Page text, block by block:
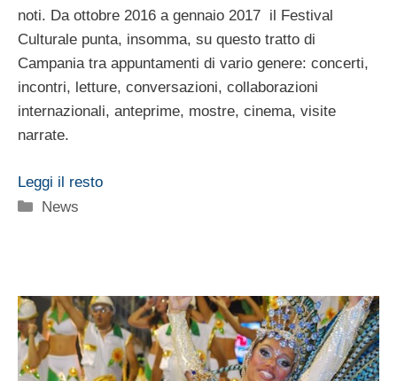
noti. Da ottobre 2016 a gennaio 2017 il Festival
Culturale punta, insomma, su questo tratto di
Campania tra appuntamenti di vario genere: concerti,
incontri, letture, conversazioni, collaborazioni
internazionali, anteprime, mostre, cinema, visite
narrate.
Leggi il resto
Categorie
News